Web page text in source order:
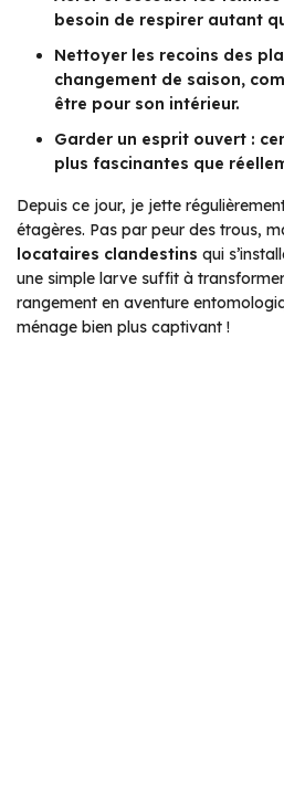
besoin de respirer autant
Nettoyer les recoins des
changement de saison,
être pour son intérieur.
Garder un esprit ouvert :
plus fascinantes que
Depuis ce jour, je jette
étagères. Pas par peur des trous,
locataires clandestins qui
une simple larve suffit à
rangement en aventure
ménage bien plus captivant !